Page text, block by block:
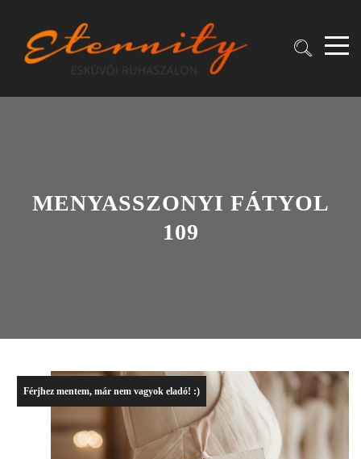
MENYASSZONYI FÁTYOL
109
Férjhez mentem, már nem vagyok eladó! :)